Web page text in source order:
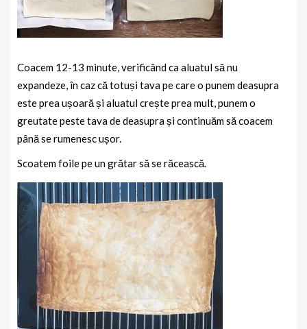
Coacem 12-13 minute, verificând ca aluatul să nu
expandeze, în caz că totuși tava pe care o punem deasupra
este prea ușoară și aluatul crește prea mult, punem o
greutate peste tava de deasupra și continuăm să coacem
până se rumenesc ușor.
Scoatem foile pe un grătar să se răcească.